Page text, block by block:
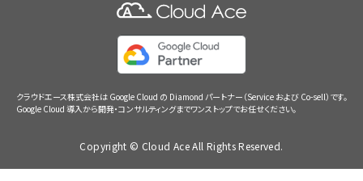
クラウドエース株式会社は Google Cloud の Diamond パートナー（Service および Co-sell）です。
Google Cloud 導入から開発・コンサルティングまでワンストップでお任せください。
Copyright © Cloud Ace All Rights Reserved.